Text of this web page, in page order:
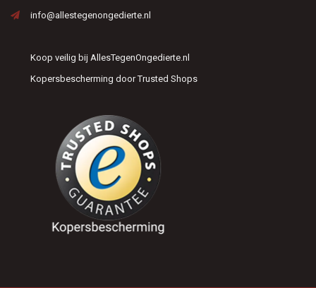
info@allestegenongedierte.nl
Koop veilig bij AllesTegenOngedierte.nl
Kopersbescherming door Trusted Shops